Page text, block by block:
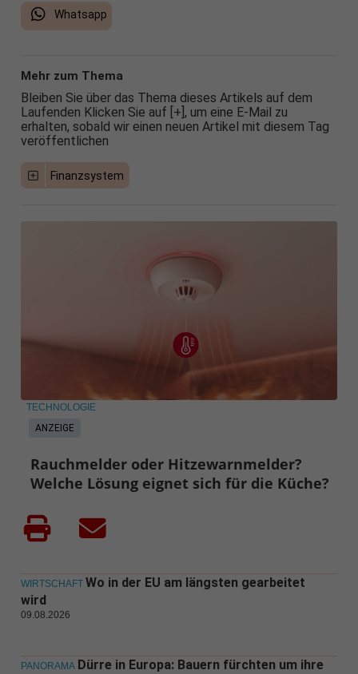
Whatsapp
Mehr zum Thema
Bleiben Sie über das Thema dieses Artikels auf dem
Laufenden Klicken Sie auf [+], um eine E-Mail zu
erhalten, sobald wir einen neuen Artikel mit diesem Tag
veröffentlichen
Finanzsystem
ANZEIGE
TECHNOLOGIE
Rauchmelder oder Hitzewarnmelder?
Welche Lösung eignet sich für die Küche?
WIRTSCHAFT Wo in der EU am längsten gearbeitet
wird
09.08.2026
PANORAMA Dürre in Europa: Bauern fürchten um ihre